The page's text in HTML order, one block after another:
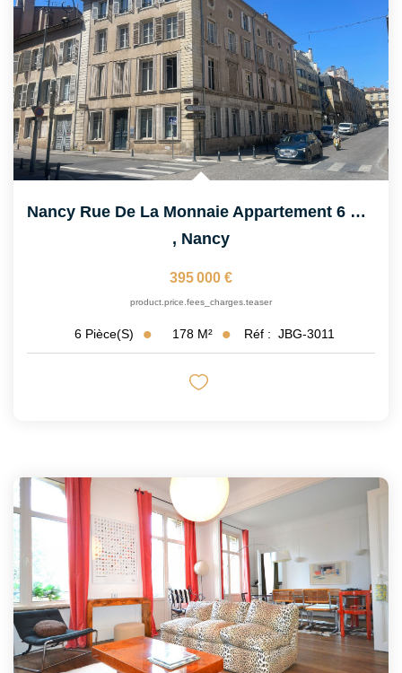
Nancy Rue De La Monnaie Appartement 6 Pièce(s) 177 M2 Au...
, Nancy
395 000 €
product.price.fees_charges.teaser
6 Pièce(s) 178 M² Réf : JBG-3011